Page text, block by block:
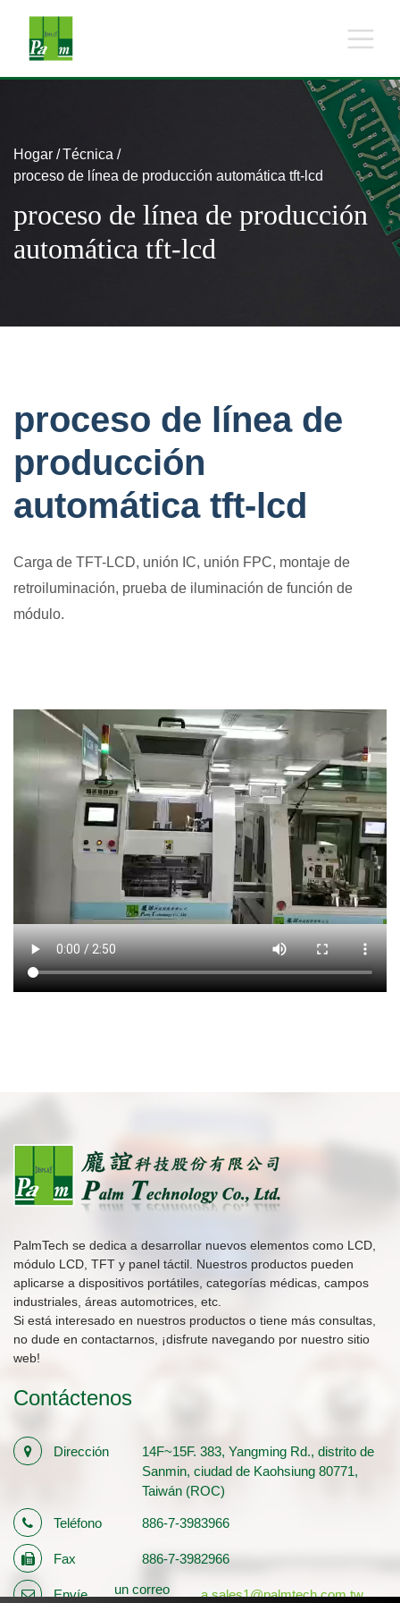
Hogar
Técnica
proceso de línea de producción automática tft-lcd
proceso de línea de producción
automática tft-lcd
proceso de línea de
producción
automática tft-lcd
Carga de TFT-LCD, unión IC, unión FPC, montaje de
retroiluminación, prueba de iluminación de función de
módulo.
PalmTech se dedica a desarrollar nuevos elementos como LCD,
módulo LCD, TFT y panel táctil. Nuestros productos pueden
aplicarse a dispositivos portátiles, categorías médicas, campos
industriales, áreas automotrices, etc.
Si está interesado en nuestros productos o tiene más consultas,
no dude en contactarnos, ¡disfrute navegando por nuestro sitio
web!
Contáctenos
Dirección
14F~15F. 383, Yangming Rd., distrito de
Sanmin, ciudad de Kaohsiung 80771,
Taiwán (ROC)
Teléfono 886-7-3983966
Fax 886-7-3982966
Envíe
un correo
a sales1@palmtech.com.tw